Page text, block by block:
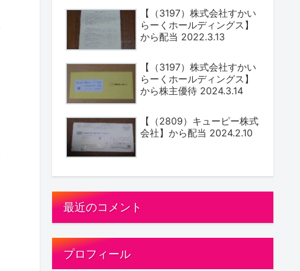
【（3197）株式会社すかい
らーくホールディングス】
から配当 2022.3.13
【（3197）株式会社すかい
らーくホールディングス】
から株主優待 2024.3.14
【（2809）キューピー株式
会社】から配当 2024.2.10
最近のコメント
プロフィール